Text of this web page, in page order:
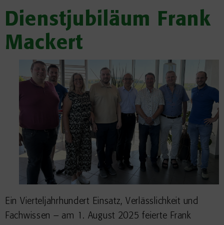
Dienstjubiläum Frank
Mackert
Ein Vierteljahrhundert Einsatz, Verlässlichkeit und
Fachwissen – am 1. August 2025 feierte Frank